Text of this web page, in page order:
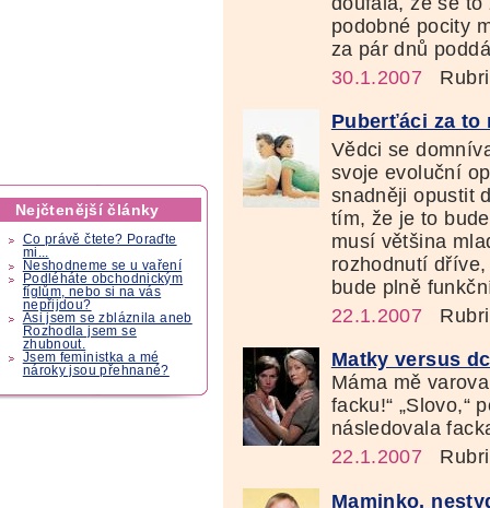
Nejčtenější články
Co právě čtete? Poraďte
mi...
Neshodneme se u vaření
Podléháte obchodnickým
fíglům, nebo si na vás
nepřijdou?
Asi jsem se zbláznila aneb
Rozhodla jsem se
zhubnout.
Jsem feministka a mé
nároky jsou přehnané?
podobné pocity
za pár dnů
30.1.2007
Puberťáci za to
Vědci se
svoje evoluční
snadněji opustit
tím, že je to
musí většina
rozhodnutí
bude plně
22.1.2007
Matky versus
Máma mě
facku!“ „Slovo,“
následovala
22.1.2007
Maminko,